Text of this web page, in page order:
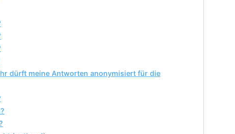
dürft meine Antworten anonymisiert für die